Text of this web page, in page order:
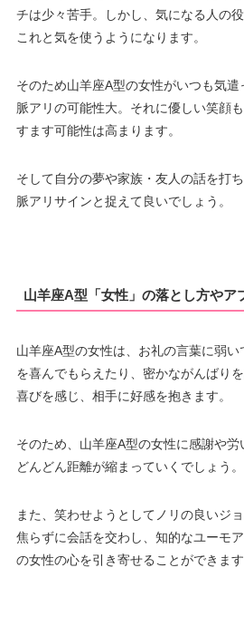
チは少々苦手。しかし、気になる人の
これと気を使うようになります。
そのため山羊座A型の女性がいつも気遣
脈アリの可能性大。それに優しい笑顔
すます可能性は高まります。
そして自分の夢や家族・友人の話を打
脈アリサインと捉えて良いでしょう。
山羊座A型「女性」の落とし方やア
山羊座A型の女性は、お礼の言葉に弱い
を喜んでもらえたり、密かながんばり
喜びを感じ、相手に好感を抱きます。
そのため、山羊座A型の女性に感謝や労
どんどん距離が縮まっていくでしょう。
また、笑わせようとしてノリの良いジ
焦らずに会話を交わし、知的なユーモ
の女性の心を引き寄せることができます